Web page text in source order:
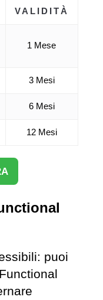
VALIDITÀ
1 Mese
3 Mesi
6 Mesi
12 Mesi
puoi